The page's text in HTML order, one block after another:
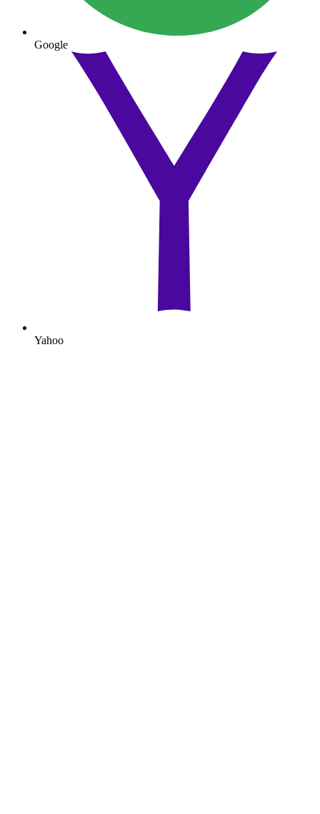
Google
Yahoo